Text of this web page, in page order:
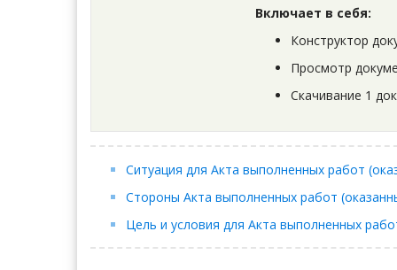
Включает в себя:
Конструктор
Просмотр
Скачивание 1
Ситуация для Акта выполненных работ
Стороны Акта выполненных работ
Цель и условия для Акта выполненных